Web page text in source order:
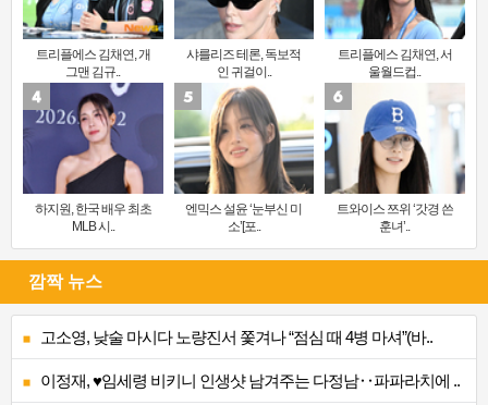
트리플에스 김채연, 개
그맨 김규..
샤를리즈 테론, 독보적
인 귀걸이..
트리플에스 김채연, 서
울월드컵..
하지원, 한국 배우 최초
MLB 시..
엔믹스 설윤 ‘눈부신 미
소’[포..
트와이스 쯔위 ‘갓경 쓴
훈녀’..
깜짝 뉴스
고소영, 낮술 마시다 노량진서 쫓겨나 “점심 때 4병 마셔”(바..
이정재, ♥임세령 비키니 인생샷 남겨주는 다정남‥파파라치에 ..